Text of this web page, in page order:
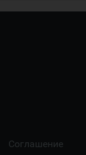
Соглашение